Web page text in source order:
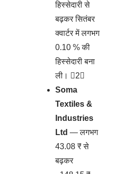
हिस्सेदारी से
बढ़कर सितंबर
क्वार्टर में लगभग
0.10 % की
हिस्सेदारी बना
ली। 2
Soma
Textiles &
Industries
Ltd — लगभग
43.08 ₹ से
बढ़कर